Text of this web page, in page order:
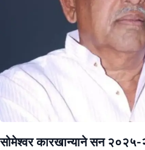
सोमेश्वर कारखान्याने सन